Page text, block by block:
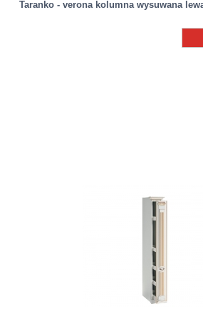
Taranko - verona kolumna wysuwana